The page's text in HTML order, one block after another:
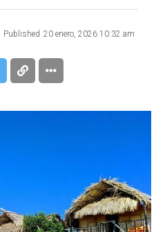
Published 20 enero, 2026 10:32 am